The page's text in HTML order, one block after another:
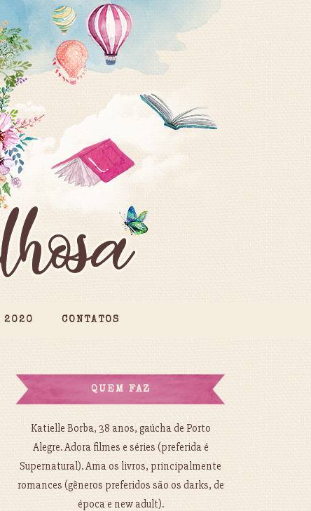
2020 CONTATOS
QUEM FAZ
Katielle Borba, 38 anos, gaúcha de Porto
Alegre. Adora filmes e séries (preferida é
Supernatural). Ama os livros, principalmente
romances (gêneros preferidos são os darks, de
época e new adult).